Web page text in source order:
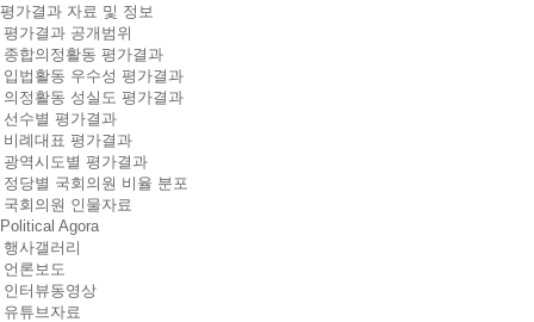
평가결과 자료 및 정보
평가결과 공개범위
종합의정활동 평가결과
입법활동 우수성 평가결과
의정활동 성실도 평가결과
선수별 평가결과
비례대표 평가결과
광역시도별 평가결과
정당별 국회의원 비율 분포
국회의원 인물자료
Political Agora
행사갤러리
언론보도
인터뷰동영상
유튜브자료